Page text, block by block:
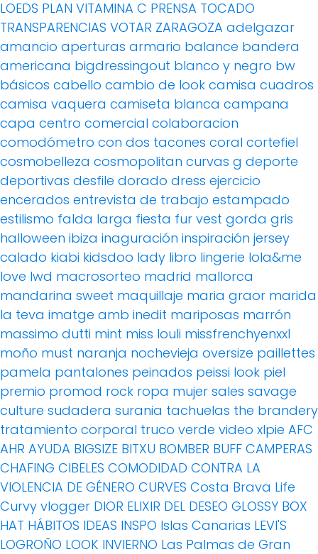
LOEDS PLAN VITAMINA C PRENSA TOCADO
TRANSPARENCIAS VOTAR ZARAGOZA adelgazar
amancio aperturas armario balance bandera
americana bigdressingout blanco y negro bw
básicos cabello cambio de look camisa cuadros
camisa vaquera camiseta blanca campana
capa centro comercial colaboracion
comodómetro con dos tacones coral cortefiel
cosmobelleza cosmopolitan curvas g deporte
deportivas desfile dorado dress ejercicio
encerados entrevista de trabajo estampado
estilismo falda larga fiesta fur vest gorda gris
halloween ibiza inaguración inspiración jersey
calado kiabi kidsdoo lady libro lingerie lola&me
love lwd macrosorteo madrid mallorca
mandarina sweet maquillaje maria graor marida
la teva imatge amb inedit mariposas marrón
massimo dutti mint miss louli missfrenchyenxxl
moño must naranja nochevieja oversize paillettes
pamela pantalones peinados peissi look piel
premio promod rock ropa mujer sales savage
culture sudadera surania tachuelas the brandery
tratamiento corporal truco verde video xlpie AFC
AHR AYUDA BIGSIZE BITXU BOMBER BUFF CAMPERAS
CHAFING CIBELES COMODIDAD CONTRA LA
VIOLENCIA DE GÉNERO CURVES Costa Brava Life
Curvy vlogger DIOR ELIXIR DEL DESEO GLOSSY BOX
HAT HÁBITOS IDEAS INSPO Islas Canarias LEVI'S
LOGROÑO LOOK INVIERNO Las Palmas de Gran